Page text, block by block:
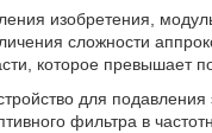
изобретения,
сложности
которое превышает
для подавления
фильтра в